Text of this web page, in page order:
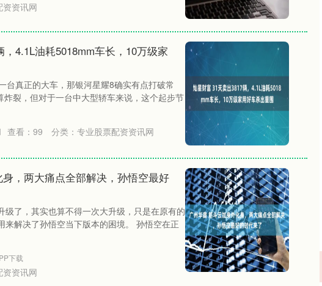
资资讯网
4.1L油耗5018mm车长，10万级家
台真正的大车，那银河星耀8确实有点打破常
裂，但对于一台中大型轿车来说，这个起步节
查看： 99 分类： 专业股票配资资讯网
，两大痛点全部解决，孙悟空最好
级了，其实也算不得一次大升级，只是在原有的
来解决了孙悟空当下版本的困境。 孙悟空在正
下载
资资讯网